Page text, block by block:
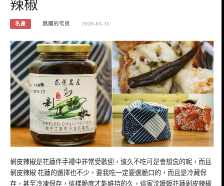
辣椒
名產 跳躍的宅男 2020-01-15
剝皮辣椒是花蓮伴手禮中非常受歡迎，這久不吃可是會想念的呢，而且
剝皮辣椒 花蓮的選擇也不少，要我吃一定要選脆口的，而且是冷藏保
存，甚至冷凍保存，這樣脆度才能維持的久，這家沈嬤嬤花蓮剝皮辣椒